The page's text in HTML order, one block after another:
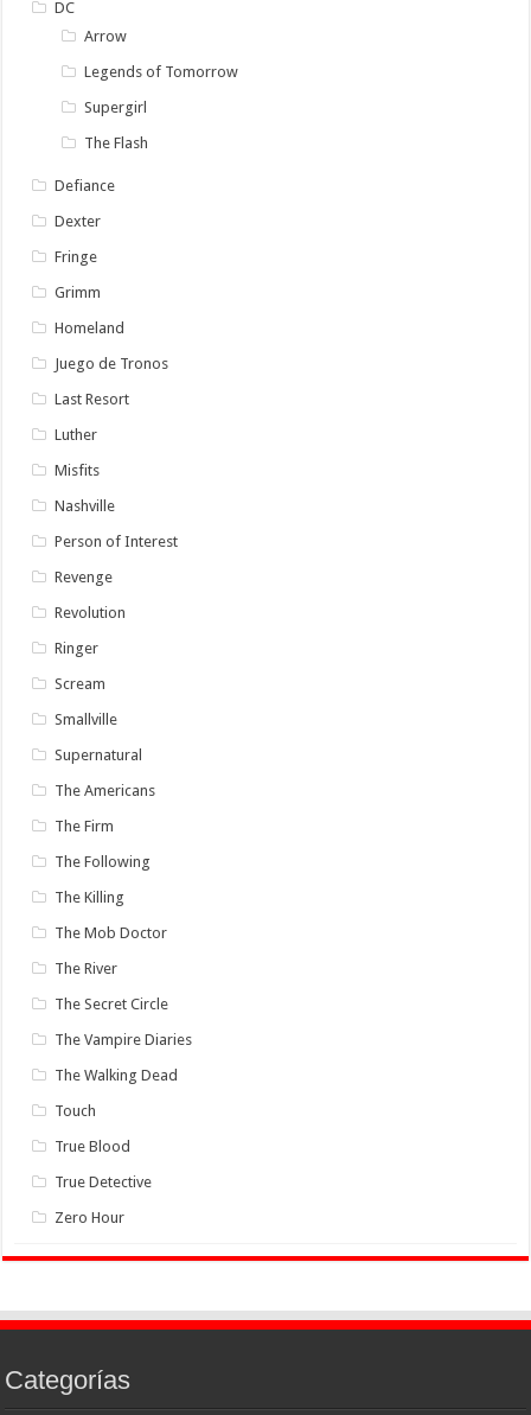
DC
Arrow
Legends of Tomorrow
Supergirl
The Flash
Defiance
Dexter
Fringe
Grimm
Homeland
Juego de Tronos
Last Resort
Luther
Misfits
Nashville
Person of Interest
Revenge
Revolution
Ringer
Scream
Smallville
Supernatural
The Americans
The Firm
The Following
The Killing
The Mob Doctor
The River
The Secret Circle
The Vampire Diaries
The Walking Dead
Touch
True Blood
True Detective
Zero Hour
Categorías